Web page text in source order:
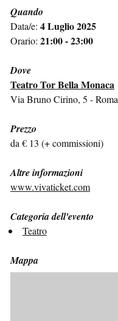
Quando
Data/e: 4 Luglio 2025
Orario: 21:00 - 23:00
Dove
Teatro Tor Bella Monaca
Via Bruno Cirino, 5 - Roma
Prezzo
da € 13 (+ commissioni)
Altre informazioni
www.vivaticket.com
Categoria dell'evento
Teatro
Mappa